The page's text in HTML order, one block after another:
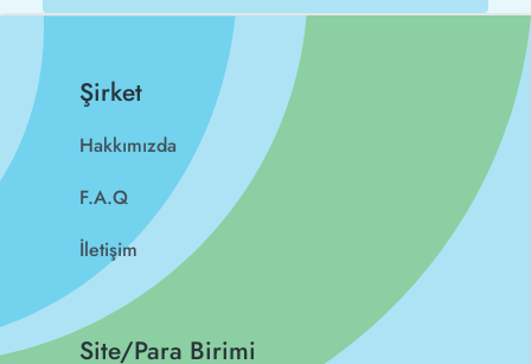
Şirket
Hakkımızda
F.A.Q
İletişim
Site/Para Birimi